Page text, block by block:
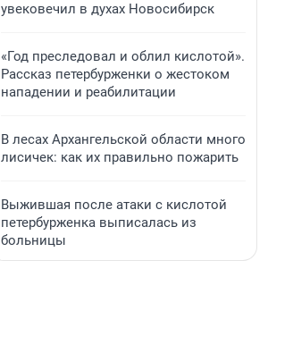
увековечил в духах Новосибирск
«Год преследовал и облил кислотой».
Рассказ петербурженки о жестоком
нападении и реабилитации
В лесах Архангельской области много
лисичек: как их правильно пожарить
Выжившая после атаки с кислотой
петербурженка выписалась из
больницы